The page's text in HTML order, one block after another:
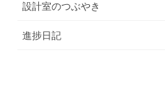
設計室のつぶやき
進捗日記